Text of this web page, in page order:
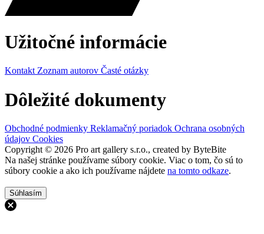
Užitočné informácie
Kontakt Zoznam autorov Časté otázky
Dôležité dokumenty
Obchodné podmienky Reklamačný poriadok Ochrana osobných
údajov Cookies
Copyright © 2026 Pro art gallery s.r.o., created by ByteBite
Na našej stránke používame súbory cookie. Viac o tom, čo sú to
súbory cookie a ako ich používame nájdete na tomto odkaze.
Súhlasím